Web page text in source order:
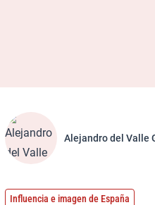
Alejandro del Valle
Influencia e imagen de España